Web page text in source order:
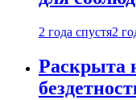
2 года спустя2
Раскрыта